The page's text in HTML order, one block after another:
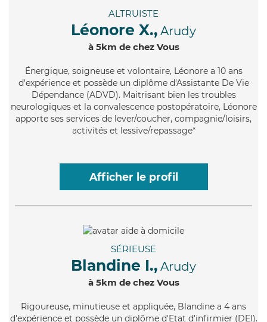
ALTRUISTE
Léonore X., Arudy
à 5km de chez Vous
Énergique, soigneuse et volontaire, Léonore a 10 ans
d'expérience et possède un diplôme d'Assistante De Vie
Dépendance (ADVD). Maitrisant bien les troubles
neurologiques et la convalescence postopératoire, Léonore
apporte ses services de lever/coucher, compagnie/loisirs,
activités et lessive/repassage*
Afficher le profil
SÉRIEUSE
Blandine I., Arudy
à 5km de chez Vous
Rigoureuse, minutieuse et appliquée, Blandine a 4 ans
d'expérience et possède un diplôme d'Etat d'infirmier (DEI).